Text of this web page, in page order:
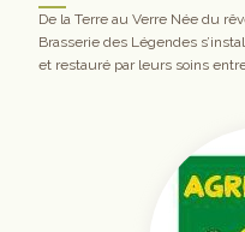
De la Terre au Verre Née du
Brasserie des Légendes
et restauré par leurs soins